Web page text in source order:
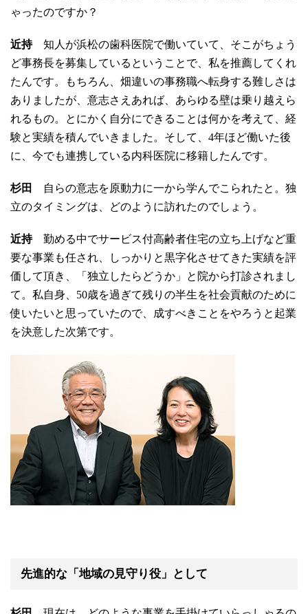
ゃったのですか？
近持知人が浜松の歯科医院で働いていて、そこがちょう
ど事務長を募集しているということで、私を推薦してくれ
たんです。もちろん、畑違いの事務職へ転身する難しさは
ありましたが、意志さえあれば、あらゆる壁は乗り越えら
れるもの。とにかく自分にできることは何かを考えて、経
験と実績を積んでいきました。そして、4年ほど働いた後
に、今でも連携している内科医院に移籍したんです。
杉田
自らの意志を原動力に一から学んでこられたと。独
立のタイミングは、どのように訪れたのでしょう。
近持勤める中でサービス付高齢者住宅の立ち上げなど重
要な事業も任され、しっかりと黒字化させてきた実績を評
価して頂き、「独立したらどうか」と院から打診されまし
て。私自身、50歳を過ぎて残りの半生を社会貢献のために
使いたいと思っていたので、成すべきことをやろうと起業
を決意した次第です。
先進的な「地域の見守り役」として